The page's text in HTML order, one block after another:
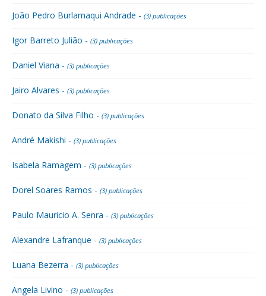
João Pedro Burlamaqui Andrade - (3) publicações
Igor Barreto Julião - (3) publicações
Daniel Viana - (3) publicações
Jairo Alvares - (3) publicações
Donato da Silva Filho - (3) publicações
André Makishi - (3) publicações
Isabela Ramagem - (3) publicações
Dorel Soares Ramos - (3) publicações
Paulo Mauricio A. Senra - (3) publicações
Alexandre Lafranque - (3) publicações
Luana Bezerra - (3) publicações
Angela Livino - (3) publicações